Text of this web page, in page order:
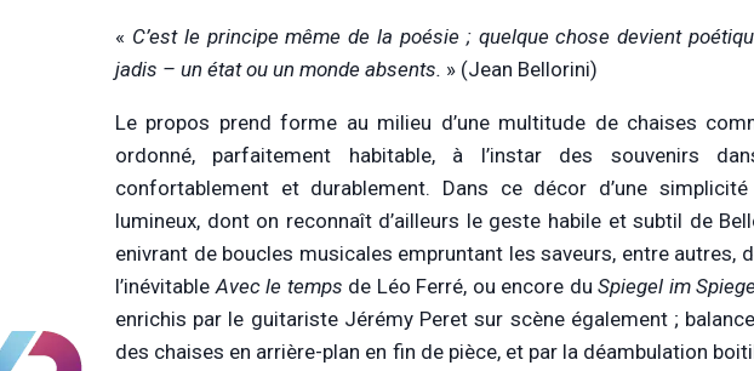
« C’est le principe même de la poésie ; quelque chose devient
jadis – un état ou un monde absents. » (Jean Bellorini)
Le propos prend forme au milieu d’une multitude de chaises
ordonné, parfaitement habitable, à l’instar des souvenirs
confortablement et durablement. Dans ce décor d’une
lumineux, dont on reconnaît d’ailleurs le geste habile et subtil de
enivrant de boucles musicales empruntant les saveurs, entre autres,
l’inévitableAvec le temps de Léo Ferré, ou encore duSpiegel im
enrichis par le guitariste Jérémy Peret sur scène également ;
des chaises en arrière-plan en fin de pièce, et par la déambulation